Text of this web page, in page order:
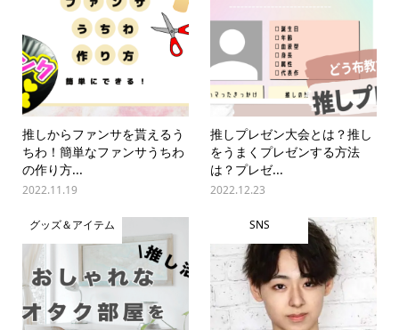
推しからファンサを貰えるう
ちわ！簡単なファンサうちわ
の作り方...
2022.11.19
推しプレゼン大会とは？推し
をうまくプレゼンする方法
は？プレゼ...
2022.12.23
グッズ＆アイテム SNS